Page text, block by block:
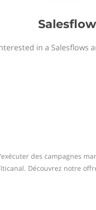
in a Salesflows
des campagnes
Découvrez notre